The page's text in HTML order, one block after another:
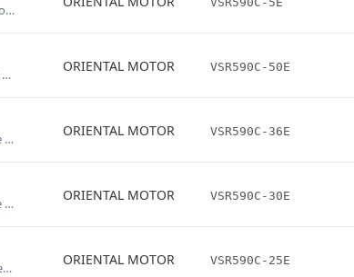
VSR590C-5E от ORIENTAL MOTOR — качественное оборудование для промышленных систем и технологических процессов. Надежная работа в широком диапазоне условий, простота интеграции, совместимость со стандартным оборудованием. Применяется в производственной автоматике, системах мониторинга и управления. Гарантия производителя, техническая поддержка.
VSR590C-50E (ORIENTAL MOTOR) — оборудование промышленного класса с гарантией качества. Надежная конструкция, продолжительный срок службы, соответствие международным стандартам. Используется в промышленной автоматике, системах диспетчеризации, производственном оборудовании. Доставка по России, консультация специалиста.
ORIENTAL MOTOR VSR590C-50E
VSR590C-36E от ORIENTAL MOTOR — качественное оборудование для промышленных систем и технологических процессов. Надежная работа в широком диапазоне условий, простота интеграции, совместимость со стандартным оборудованием. Применяется в производственной автоматике, системах мониторинга и управления. Гарантия производителя, техническая поддержка.
ORIENTAL MOTOR VSR590C-36E
VSR590C-30E от ORIENTAL MOTOR — качественное оборудование для промышленных систем и технологических процессов. Надежная работа в широком диапазоне условий, простота интеграции, совместимость со стандартным оборудованием. Применяется в производственной автоматике, системах мониторинга и управления. Гарантия производителя, техническая поддержка.
ORIENTAL MOTOR VSR590C-30E
Компонент VSR590C-25E от ORIENTAL MOTOR — сертифицированное изделие для промышленного применения. Высокие технические характеристики, устойчивость к внешним воздействиям, надежность в эксплуатации. Применяется в автоматизированных системах, электротехнических установках, измерительных приборах. Соответствует требованиям промышленной безопасности.
ORIENTAL MOTOR VSR590C-25E